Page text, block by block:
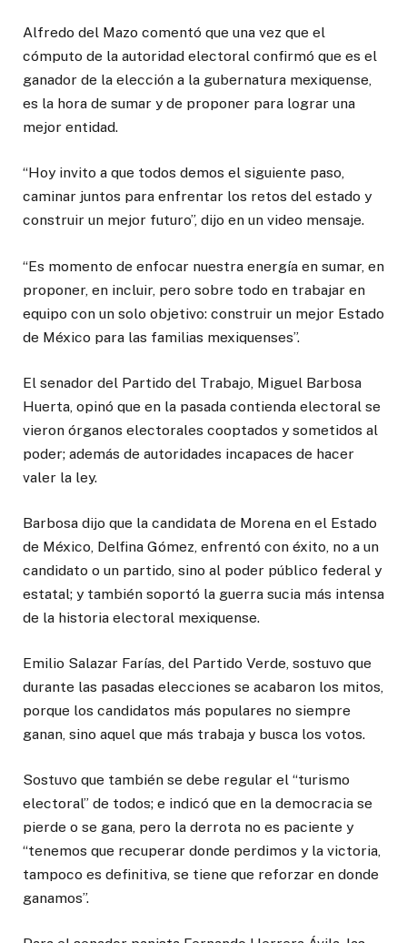
Alfredo del Mazo comentó que una vez que el
cómputo de la autoridad electoral confirmó que es el
ganador de la elección a la gubernatura mexiquense,
es la hora de sumar y de proponer para lograr una
mejor entidad.
“Hoy invito a que todos demos el siguiente paso,
caminar juntos para enfrentar los retos del estado y
construir un mejor futuro”, dijo en un video mensaje.
“Es momento de enfocar nuestra energía en sumar, en
proponer, en incluir, pero sobre todo en trabajar en
equipo con un solo objetivo: construir un mejor Estado
de México para las familias mexiquenses”.
El senador del Partido del Trabajo, Miguel Barbosa
Huerta, opinó que en la pasada contienda electoral se
vieron órganos electorales cooptados y sometidos al
poder; además de autoridades incapaces de hacer
valer la ley.
Barbosa dijo que la candidata de Morena en el Estado
de México, Delfina Gómez, enfrentó con éxito, no a un
candidato o un partido, sino al poder público federal y
estatal; y también soportó la guerra sucia más intensa
de la historia electoral mexiquense.
Emilio Salazar Farías, del Partido Verde, sostuvo que
durante las pasadas elecciones se acabaron los mitos,
porque los candidatos más populares no siempre
ganan, sino aquel que más trabaja y busca los votos.
Sostuvo que también se debe regular el “turismo
electoral” de todos; e indicó que en la democracia se
pierde o se gana, pero la derrota no es paciente y
“tenemos que recuperar donde perdimos y la victoria,
tampoco es definitiva, se tiene que reforzar en donde
ganamos”.